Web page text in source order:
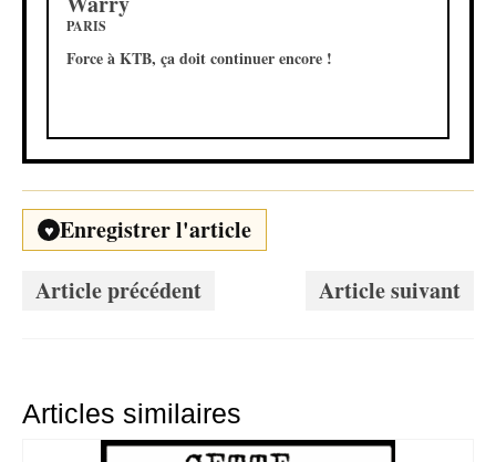
PARIS
Force à KTB, ça doit continuer encore !
♥ Enregistrer l'article
Article précédent
Article suivant
Articles similaires